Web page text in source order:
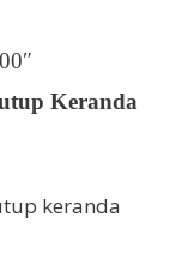
Keranda
keranda